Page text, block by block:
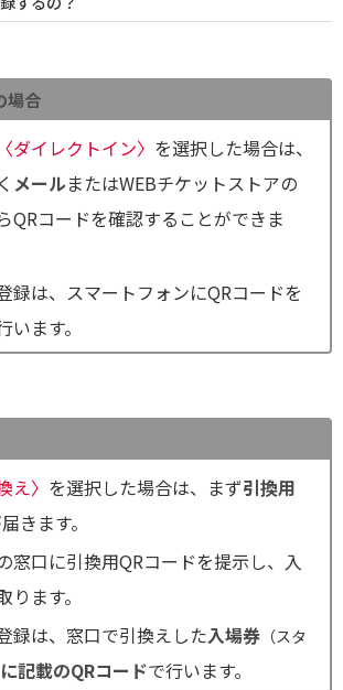
場合
〈ダイレクトイン〉 を選択した場合は、
メールまたはWEBチケットストアの
QRコードを確認することができま
録は、スマートフォンにQRコードを
ます。
え〉 を選択した場合は、まず引換用
きます。
窓口に引換用QRコードを提示し、入
ます。
録は、窓口で引換えした入場券 （スタ
に記載のQRコードで行います。